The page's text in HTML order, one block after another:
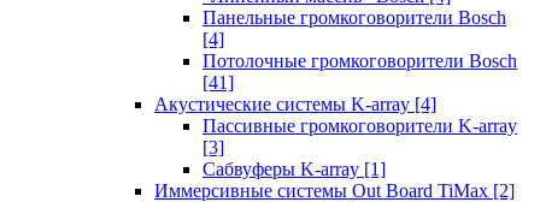
Панельные громкоговорители Bosch
[4]
Потолочные громкоговорители Bosch
[41]
Акустические системы K-array [4]
Пассивные громкоговорители K-array
[3]
Сабвуферы K-array [1]
Иммерсивные системы Out Board TiMax [2]